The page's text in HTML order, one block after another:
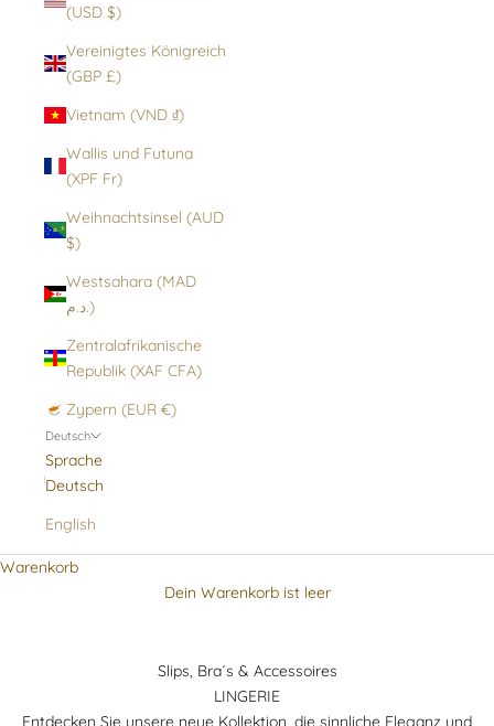
(USD $)
Vereinigtes Königreich
(GBP £)
Vietnam (VND ₫)
Wallis und Futuna
(XPF Fr)
Weihnachtsinsel (AUD
$)
Westsahara (MAD
د.م.)
Zentralafrikanische
Republik (XAF CFA)
Zypern (EUR €)
Deutsch
Sprache
Deutsch
English
Warenkorb
Dein Warenkorb ist leer
Slips, Bra´s & Accessoires
LINGERIE
Entdecken Sie unsere neue Kollektion, die sinnliche Eleganz und